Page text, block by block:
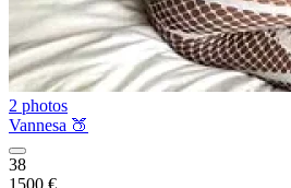
2 photos
Vannesa 🍑
38
1500 €